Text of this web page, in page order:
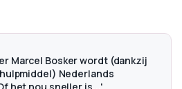
Marcel Bosker wordt (dankzij
Nederlands